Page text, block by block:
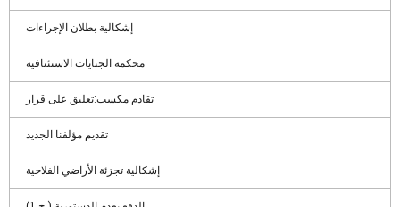
إشكالية بطلان الإجراءات
محكمة الجنايات الاستئنافية
تقادم مكسب:تعليق على قرار
تقديم مؤلفنا الجديد
إشكالية تجزئة الأراضي الفلاحية